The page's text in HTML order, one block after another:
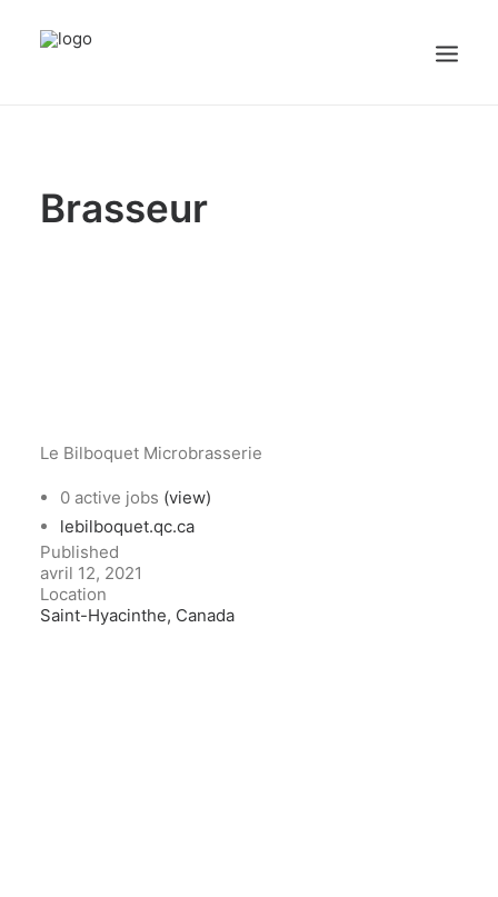
Emplois
Portail Candidat
sex videos
girl maid.free porn
Brasseur
Le Bilboquet Microbrasserie
0 active jobs (view)
lebilboquet.qc.ca
Published
avril 12, 2021
Location
Saint-Hyacinthe, Canada